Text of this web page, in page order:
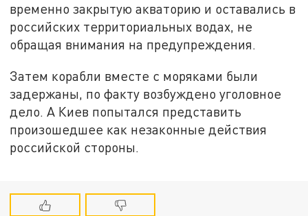
временно закрытую акваторию и оставались в
российских территориальных водах, не
обращая внимания на предупреждения.
Затем корабли вместе с моряками были
задержаны, по факту возбуждено уголовное
дело. А Киев попытался представить
произошедшее как незаконные действия
российской стороны.